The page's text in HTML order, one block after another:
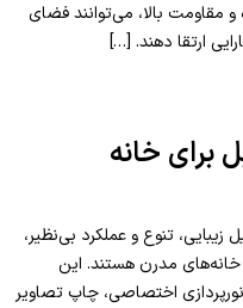
مقاومت بالا، می‌توانند فضای
ارتقا دهند. […]
برای خانه
تنوع و عملکرد بی‌نظیر،
خانه‌های مدرن هستند. این
اختصاصی، چاپ تصاویر